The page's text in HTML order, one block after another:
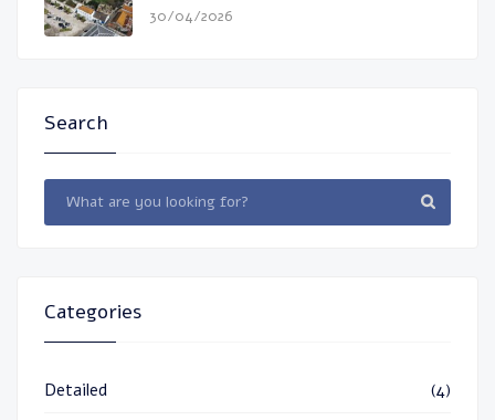
30/04/2026
Search
Categories
Detailed (4)